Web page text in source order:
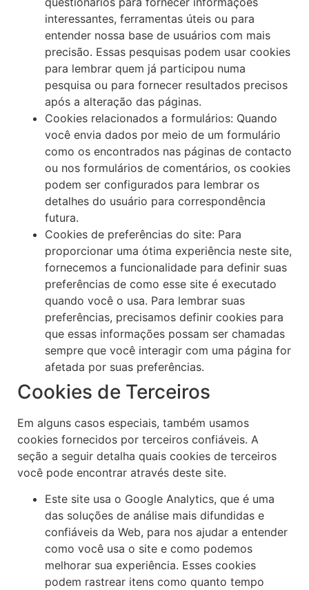
interessantes, ferramentas úteis ou para
entender nossa base de usuários com mais
precisão. Essas pesquisas podem usar cookies
para lembrar quem já participou numa
pesquisa ou para fornecer resultados precisos
após a alteração das páginas.
Cookies relacionados a formulários: Quando
você envia dados por meio de um formulário
como os encontrados nas páginas de contacto
ou nos formulários de comentários, os cookies
podem ser configurados para lembrar os
detalhes do usuário para correspondência
futura.
Cookies de preferências do site: Para
proporcionar uma ótima experiência neste site,
fornecemos a funcionalidade para definir suas
preferências de como esse site é executado
quando você o usa. Para lembrar suas
preferências, precisamos definir cookies para
que essas informações possam ser chamadas
sempre que você interagir com uma página for
afetada por suas preferências.
Cookies de Terceiros
Em alguns casos especiais, também usamos
cookies fornecidos por terceiros confiáveis. A
seção a seguir detalha quais cookies de terceiros
você pode encontrar através deste site.
Este site usa o Google Analytics, que é uma
das soluções de análise mais difundidas e
confiáveis ​​da Web, para nos ajudar a entender
como você usa o site e como podemos
melhorar sua experiência. Esses cookies
podem rastrear itens como quanto tempo